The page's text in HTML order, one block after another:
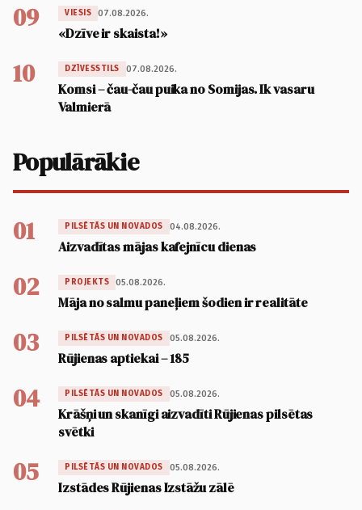
09 VIESIS 07.08.2026.
«Dzīve ir skaista!»
10 DZĪVESSTILS 07.08.2026.
Komsi – čau-čau puika no Somijas. Ik vasaru
Valmierā
Populārākie
01 PILSĒTĀS UN NOVADOS 04.08.2026.
Aizvadītas mājas kafejnīcu dienas
02 PROJEKTS 05.08.2026.
Māja no salmu paneļiem šodien ir realitāte
03 PILSĒTĀS UN NOVADOS 05.08.2026.
Rūjienas aptiekai – 185
04 PILSĒTĀS UN NOVADOS 05.08.2026.
Krāšņi un skanīgi aizvadīti Rūjienas pilsētas
svētki
05 PILSĒTĀS UN NOVADOS 05.08.2026.
Izstādes Rūjienas Izstāžu zālē